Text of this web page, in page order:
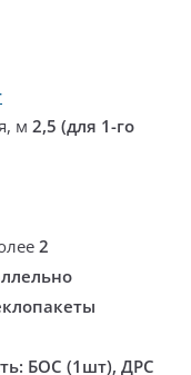
м 2,5 (для 1-го
2
БОС (1шт), ДРС